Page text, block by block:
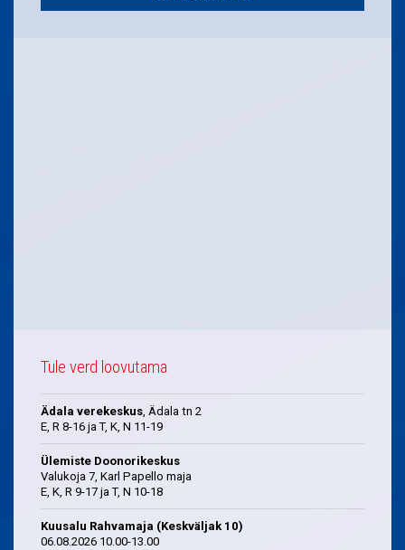
Tule verd loovutama
Ädala verekeskus, Ädala tn 2
E, R 8-16 ja T, K, N 11-19
Ülemiste Doonorikeskus
Valukoja 7, Karl Papello maja
E, K, R 9-17 ja T, N 10-18
Kuusalu Rahvamaja (Keskväljak 10)
06.08.2026 10.00-13.00